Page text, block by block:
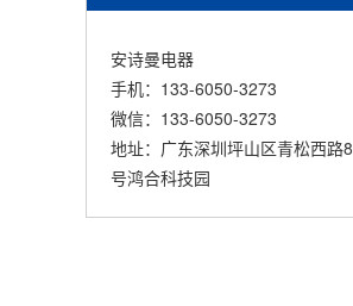
安诗曼电器
手机：133-6050-3273
微信：133-6050-3273
地址：广东深圳坪山区青松西路8
号鸿合科技园